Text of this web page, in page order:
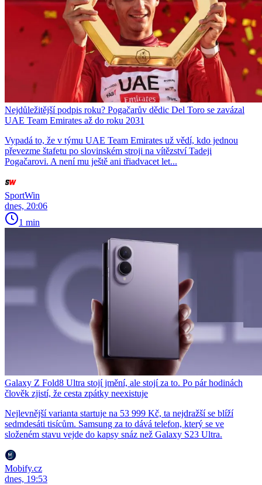
Nejdůležitější podpis roku? Pogačarův dědic Del Toro se zavázal
UAE Team Emirates až do roku 2031
Vypadá to, že v týmu UAE Team Emirates už vědí, kdo jednou
převezme štafetu po slovinském stroji na vítězství Tadeji
Pogačarovi. A není mu ještě ani třiadvacet let...
SportWin
dnes, 20:06
1 min
Galaxy Z Fold8 Ultra stojí jmění, ale stojí za to. Po pár hodinách
člověk zjistí, že cesta zpátky neexistuje
Nejlevnější varianta startuje na 53 999 Kč, ta nejdražší se blíží
sedmdesáti tisícům. Samsung za to dává telefon, který se ve
složeném stavu vejde do kapsy snáz než Galaxy S23 Ultra.
Mobify.cz
dnes, 19:53